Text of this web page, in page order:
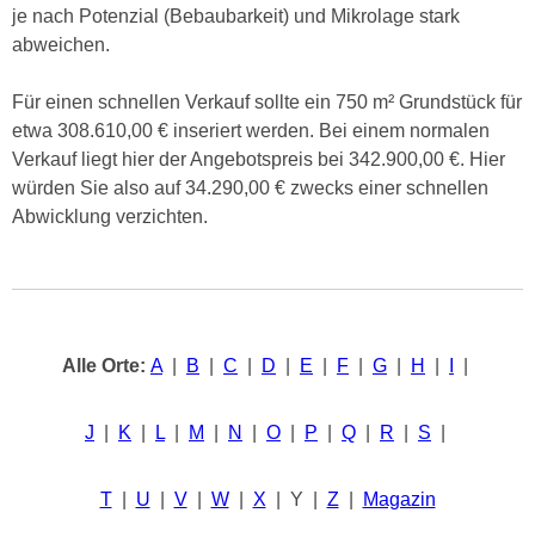
je nach Potenzial (Bebaubarkeit) und Mikrolage stark
abweichen.
Für einen schnellen Verkauf sollte ein 750 m² Grundstück für
etwa 308.610,00 € inseriert werden. Bei einem normalen
Verkauf liegt hier der Angebotspreis bei 342.900,00 €. Hier
würden Sie also auf 34.290,00 € zwecks einer schnellen
Abwicklung verzichten.
Alle Orte: A| B C D E F G H
J K L M N O P Q R S
T| U V| W| X | Y | Z Magazin